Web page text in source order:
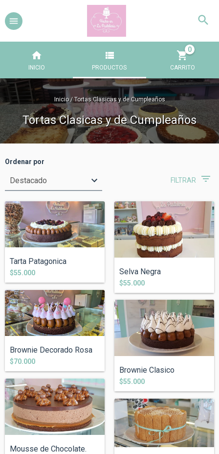
INICIO PRODUCTOS CARRITO
0
Inicio / Tortas Clasicas y de Cumpleaños
Tortas Clasicas y de Cumpleaños
Ordenar por
FILTRAR
Tarta Patagonica
$55.000 Selva Negra
$55.000
Brownie Decorado Rosa
$70.000
Brownie Clasico
$55.000
Mousse de Chocolate.